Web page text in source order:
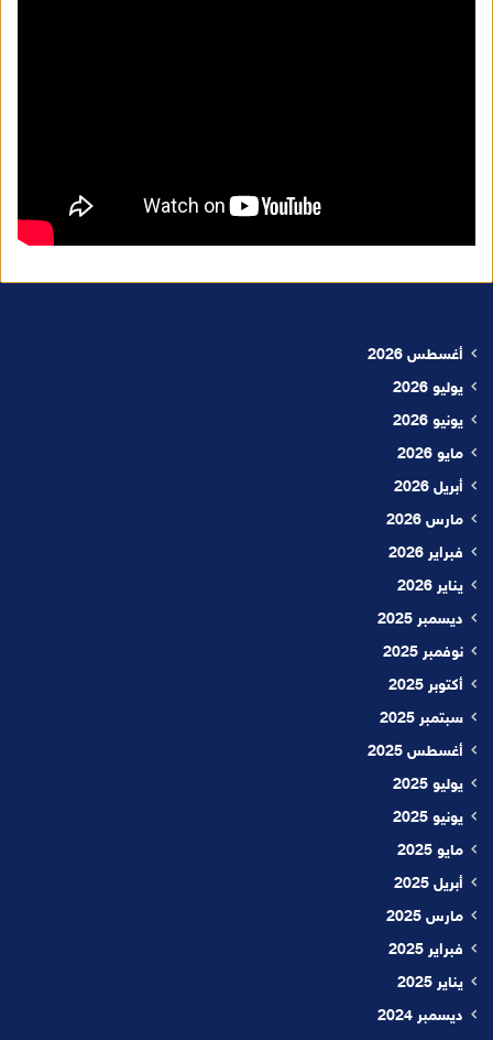
أغسطس 2026
يوليو 2026
يونيو 2026
مايو 2026
أبريل 2026
مارس 2026
فبراير 2026
يناير 2026
ديسمبر 2025
نوفمبر 2025
أكتوبر 2025
سبتمبر 2025
أغسطس 2025
يوليو 2025
يونيو 2025
مايو 2025
أبريل 2025
مارس 2025
فبراير 2025
يناير 2025
ديسمبر 2024